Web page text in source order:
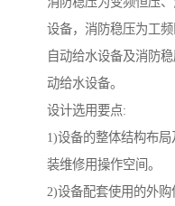
设备，消防稳压为工
自动给水设备及消防
动给水设备。
设计选用要点:
1)设备的整体结构布
装维修用操作空间。
2)设备配套使用的外